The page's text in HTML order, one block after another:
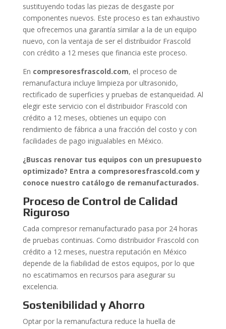
sustituyendo todas las piezas de desgaste por
componentes nuevos. Este proceso es tan exhaustivo
que ofrecemos una garantía similar a la de un equipo
nuevo, con la ventaja de ser el distribuidor Frascold
con crédito a 12 meses que financia este proceso.
En compresoresfrascold.com, el proceso de
remanufactura incluye limpieza por ultrasonido,
rectificado de superficies y pruebas de estanqueidad. Al
elegir este servicio con el distribuidor Frascold con
crédito a 12 meses, obtienes un equipo con
rendimiento de fábrica a una fracción del costo y con
facilidades de pago inigualables en México.
¿Buscas renovar tus equipos con un presupuesto
optimizado? Entra a compresoresfrascold.com y
conoce nuestro catálogo de remanufacturados.
Proceso de Control de Calidad
Riguroso
Cada compresor remanufacturado pasa por 24 horas
de pruebas continuas. Como distribuidor Frascold con
crédito a 12 meses, nuestra reputación en México
depende de la fiabilidad de estos equipos, por lo que
no escatimamos en recursos para asegurar su
excelencia.
Sostenibilidad y Ahorro
Optar por la remanufactura reduce la huella de